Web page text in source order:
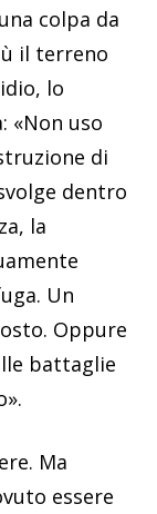
colpa da
il terreno
lo
«Non uso
di
dentro
la
Un
Oppure
battaglie
Ma
essere